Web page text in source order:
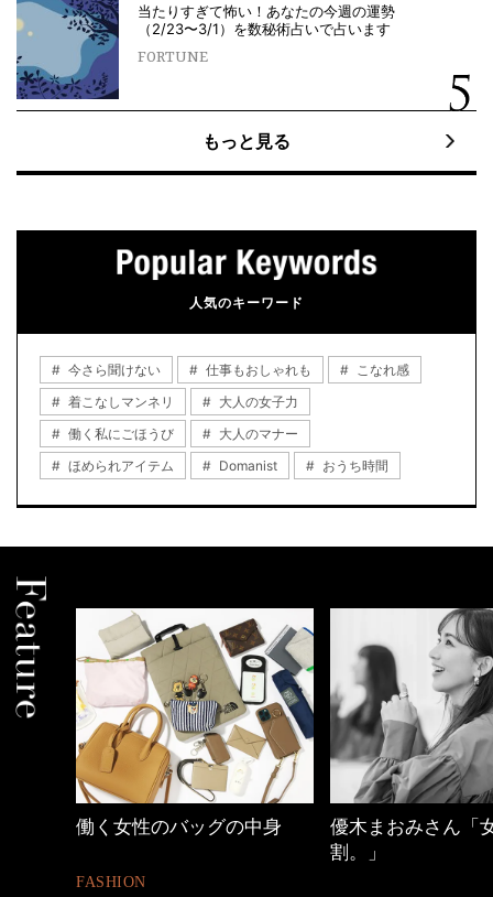
当たりすぎて怖い！あなたの今週の運勢
（2/23〜3/1）を数秘術占いで占います
FORTUNE
もっと見る
人気のキーワード
今さら聞けない 仕事もおしゃれも
こなれ感
着こなしマンネリ
大人の女子力
働く私にごほうび
大人のマナー
ほめられアイテム
Domanist おうち時間
優木まおみさん「女の時間
【ワーママのきれ
ュアル通勤】